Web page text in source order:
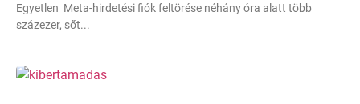
Egyetlen Meta-hirdetési fiók feltörése néhány óra alatt több
százezer, sőt